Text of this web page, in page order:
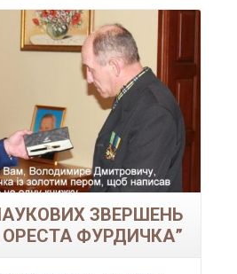
Читати більше...
ЗВЕРШЕНЬ
ФУРДИЧКА”